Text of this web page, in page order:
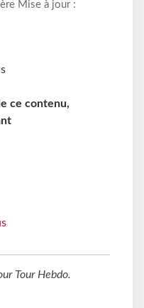
Mise à jour :
ce contenu,
Tour Hebdo.